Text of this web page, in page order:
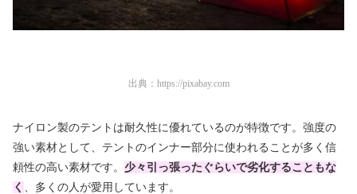
出典： https://pixabay.com
ナイロン製のテントは耐久性に優れているのが特徴です。強度の
強い素材として、テントのインナー部分に使われることが多く信
頼性の高い素材です。 少々引っ張ったぐらいで劣化することもな
く
、多くの人が愛用しています。